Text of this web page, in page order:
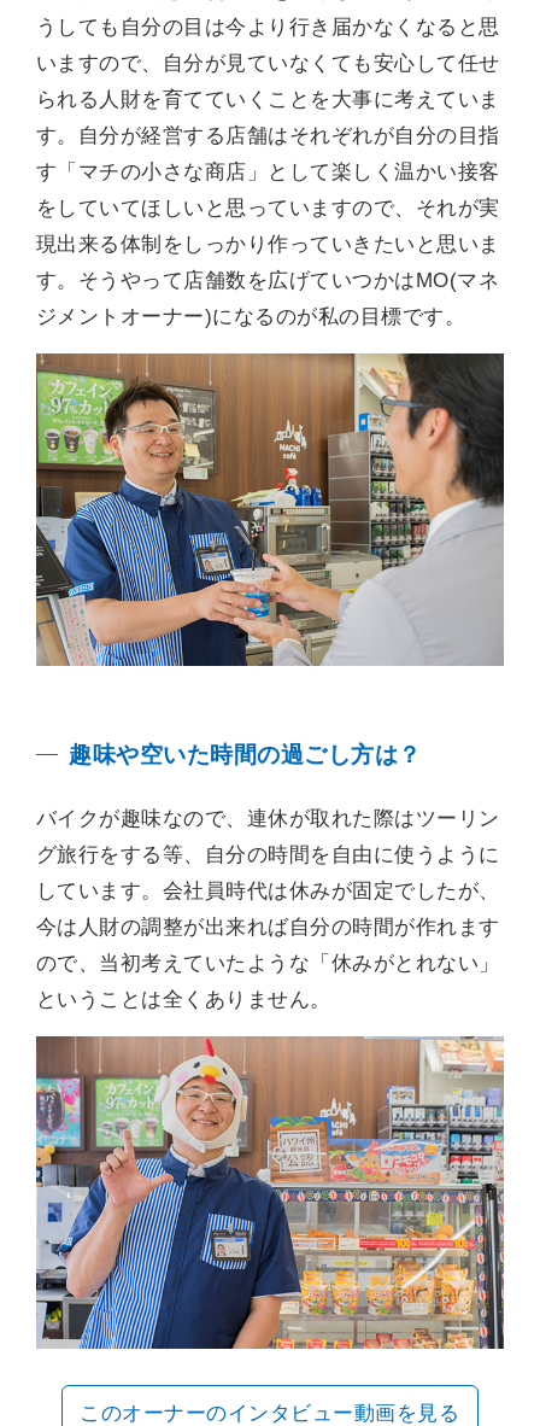
うしても自分の目は今より行き届かなくなると思
いますので、自分が見ていなくても安心して任せ
られる人財を育てていくことを大事に考えていま
す。自分が経営する店舗はそれぞれが自分の目指
す「マチの小さな商店」として楽しく温かい接客
をしていてほしいと思っていますので、それが実
現出来る体制をしっかり作っていきたいと思いま
す。そうやって店舗数を広げていつかはMO(マネ
ジメントオーナー)になるのが私の目標です。
趣味や空いた時間の過ごし方は？
バイクが趣味なので、連休が取れた際はツーリン
グ旅行をする等、自分の時間を自由に使うように
しています。会社員時代は休みが固定でしたが、
今は人財の調整が出来れば自分の時間が作れます
ので、当初考えていたような「休みがとれない」
ということは全くありません。
このオーナーのインタビュー動画を見る